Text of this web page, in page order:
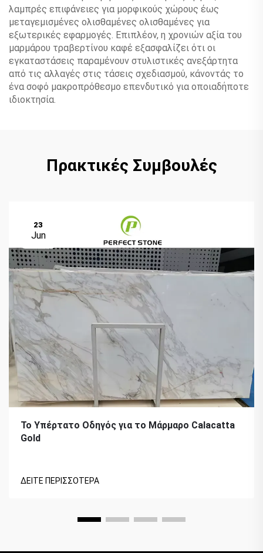
λαμπρές επιφάνειες για μορφικούς χώρους έως
μεταγεμισμένες ολισθαμένες ολισθαμένες για
εξωτερικές εφαρμογές. Επιπλέον, η χρονιών αξία του
μαρμάρου τραβερτίνου καφέ εξασφαλίζει ότι οι
εγκαταστάσεις παραμένουν στυλιστικές ανεξάρτητα
από τις αλλαγές στις τάσεις σχεδιασμού, κάνοντάς το
ένα σοφό μακροπρόθεσμο επενδυτικό για οποιαδήποτε
ιδιοκτησία.
Πρακτικές Συμβουλές
23
Jun
Το Υπέρτατο Οδηγός για το Μάρμαρο Calacatta
Gold
ΔΕΙΤΕ ΠΕΡΙΣΣΟΤΕΡΑ